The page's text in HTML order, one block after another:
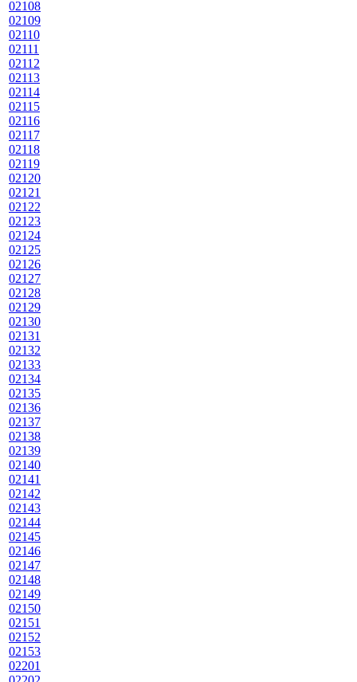
02108
02109
02110
02111
02112
02113
02114
02115
02116
02117
02118
02119
02120
02121
02122
02123
02124
02125
02126
02127
02128
02129
02130
02131
02132
02133
02134
02135
02136
02137
02138
02139
02140
02141
02142
02143
02144
02145
02146
02147
02148
02149
02150
02151
02152
02153
02201